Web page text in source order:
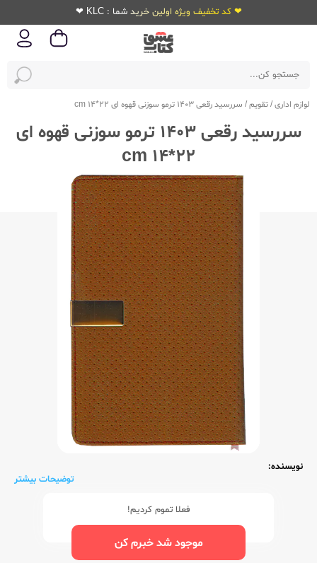
❤ کد تخفیف ویژه اولین خرید شما : KLC ❤
لوازم اداری/تقویم/ سررسید رقعی 1403 ترمو سوزنی قهوه ای 22*14 cm
سررسید رقعی 1403 ترمو سوزنی قهوه ای
22*14 cm
نویسنده:
توضیحات بیشتر
فعلا تموم کردیم!
موجود شد خبرم کن